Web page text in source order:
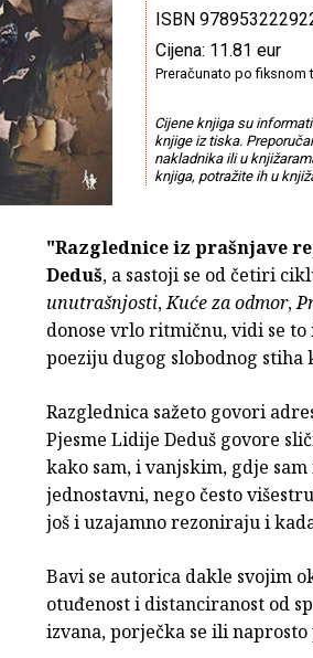
ISBN
Cijena: 11.81 eur
Preračunato po fiksnom
Cijene knjiga su
knjige iz tiska.
nakladnika ili u
knjiga, potražite ih u
"Razglednice iz prašnjave
Deduš, a sastoji se od četiri
unutrašnjosti,Kuće za odmor,
donose vrlo ritmičnu, vidi se
poeziju dugog slobodnog
Razglednica sažeto govori
Pjesme Lidije Deduš govore
kako sam, i vanjskim, gdje
jednostavni, nego često
još i uzajamno rezoniraju i
Bavi se autorica dakle svojim
otuđenost i distanciranost od
izvana, porječka se ili